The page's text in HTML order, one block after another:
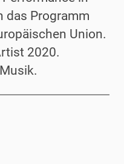
das Programm
Union.
2020.